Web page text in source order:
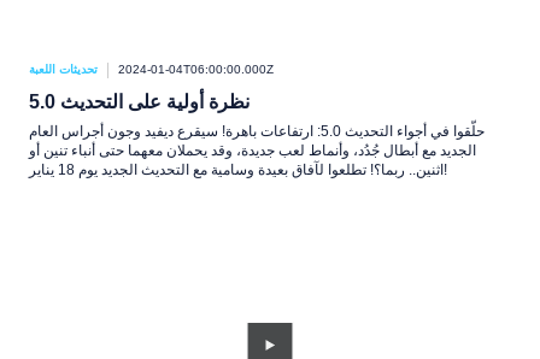
تحديثات اللعبة 2024-01-04T06:00:00.000Z
نظرة أولية على التحديث 5.0
حلّقوا في أجواء التحديث 5.0: ارتفاعات باهرة! سيقرع ديفيد وجون أجراس العام
الجديد مع أبطال جُدُد، وأنماط لعب جديدة، وقد يحملان معهما حتى أنباء تنين أو
اثنين.. ربما؟! تطلعوا لآفاق بعيدة وسامية مع التحديث الجديد يوم 18 يناير!